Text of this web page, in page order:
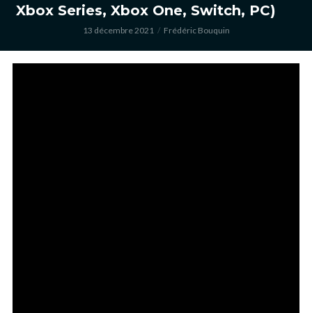
Xbox Series, Xbox One, Switch, PC)
13 décembre 2021 Frédéric Bouquin